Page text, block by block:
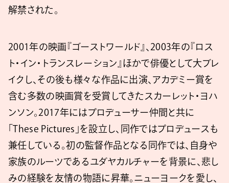
解禁された。
2001年の映画『ゴーストワールド』、2003年の『ロス
ト・イン・トランスレーション』ほかで俳優として大ブレ
イクし、その後も様々な作品に出演、アカデミー賞を
含む多数の映画賞を受賞してきたスカーレット・ヨハ
ンソン。2017年にはプロデューサー仲間と共に
「These Pictures」を設⽴し、同作ではプロデュースも
兼任している。初の監督作品となる同作では、自身や
家族のルーツであるユダヤカルチャーを背景に、悲し
みの経験を友情の物語に昇華。ニューヨークを愛し、